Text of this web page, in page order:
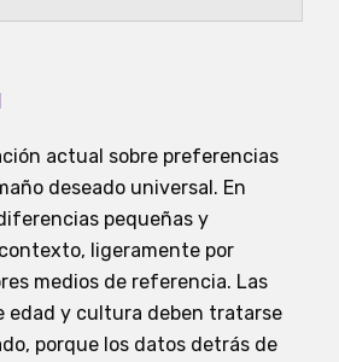
actual sobre preferencias
deseado universal. En
pequeñas y
ligeramente por
medios de referencia. Las
edad y cultura deben tratarse
porque los datos detrás de